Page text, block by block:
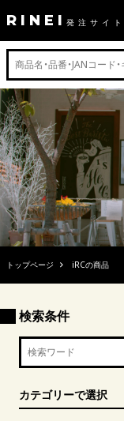
RINEI 発注サイト
トップページ iRCの商品
検索条件